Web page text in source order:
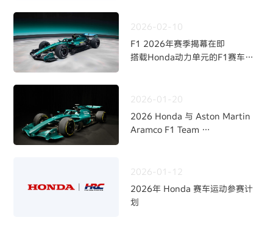
2026-02-10
F1 2026年赛季揭幕在即
搭载Honda动力单元的F1赛车
2026-01-20
2026 Honda 与 Aston Martin
Aramco F1 Team
2026-01-12
2026年 Honda 赛车运动参赛计
划